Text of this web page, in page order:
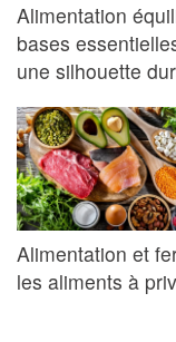
Alimentation
bases
une silhouette
Alimentation et
les aliments à